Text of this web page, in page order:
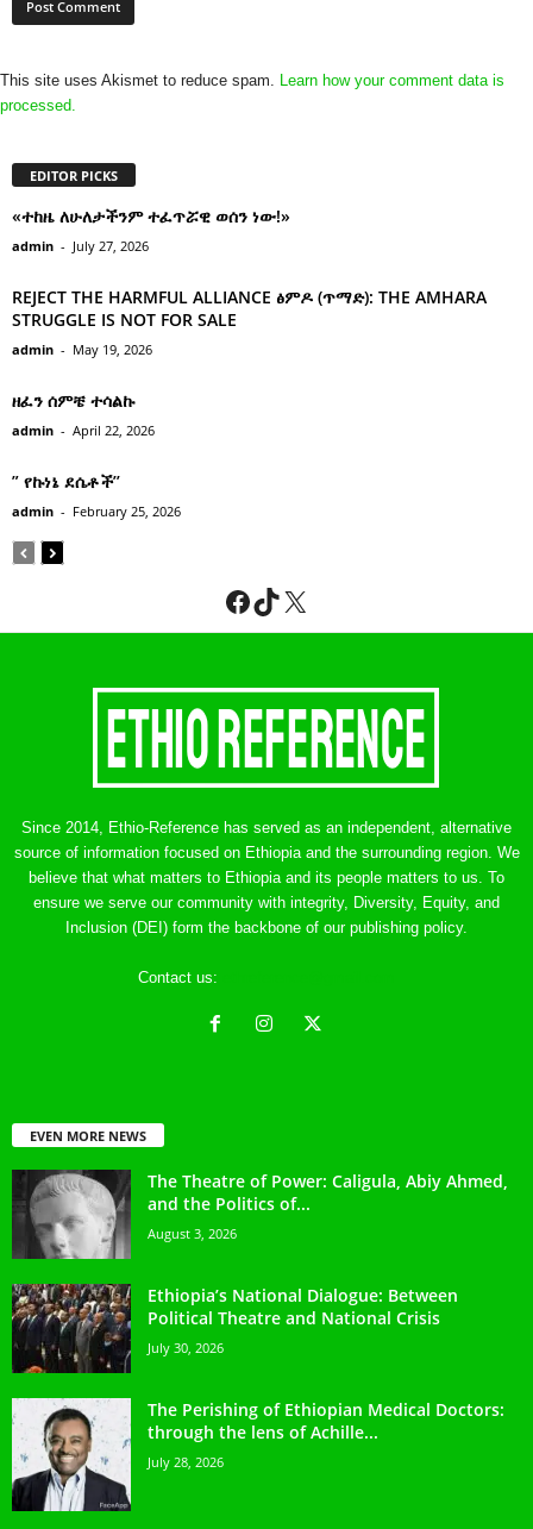
This site uses Akismet to reduce spam. Learn how your comment data is
processed.
EDITOR PICKS
«ተከዜ ለሁለታችንም ተፈጥሯዊ ወሰን ነው!»
admin - July 27, 2026
REJECT THE HARMFUL ALLIANCE ፅምዶ (ጥማድ): THE AMHARA
STRUGGLE IS NOT FOR SALE
admin - May 19, 2026
ዘፈን ሰምቼ ተሳልኩ
admin - April 22, 2026
” የኩነኔ ደሴቶች’’
admin - February 25, 2026
Facebook
TikTok
X
Since 2014, Ethio-Reference has served as an independent, alternative
source of information focused on Ethiopia and the surrounding region. We
believe that what matters to Ethiopia and its people matters to us. To
ensure we serve our community with integrity, Diversity, Equity, and
Inclusion (DEI) form the backbone of our publishing policy.
Contact us:
EVEN MORE NEWS
The Theatre of Power: Caligula, Abiy Ahmed,
and the Politics of...
August 3, 2026
Ethiopia’s National Dialogue: Between
Political Theatre and National Crisis
July 30, 2026
The Perishing of Ethiopian Medical Doctors:
through the lens of Achille...
July 28, 2026